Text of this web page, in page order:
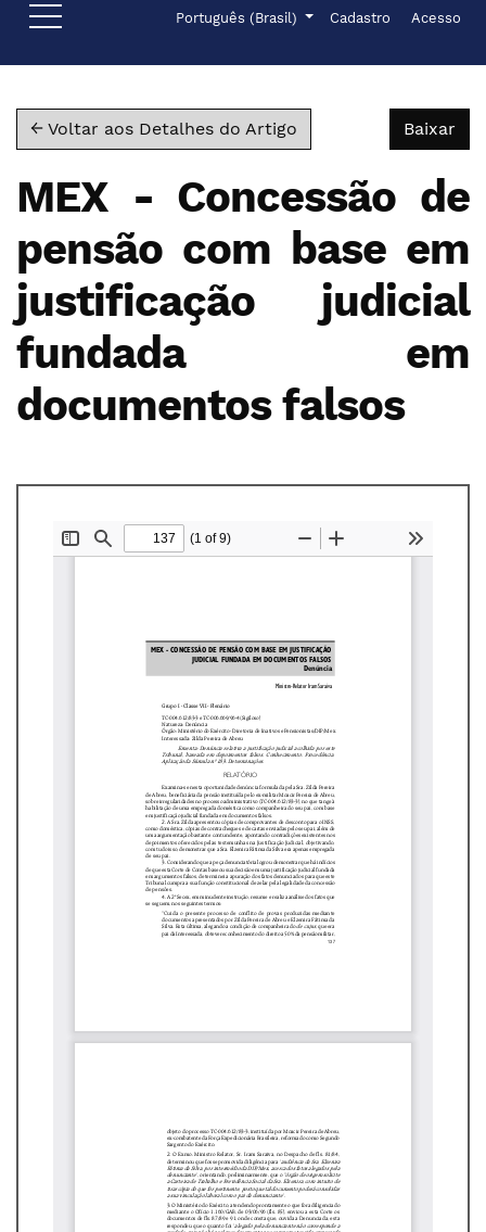
Ir para o menu de navegação principal
Ir para o conteúdo principal
Ir para o rodapé Idioma
Português (Brasil)
Menu de Cadastro Acesso
← Voltar aos Detalhes do Artigo Baixar
MEX - Concessão de
pensão com base em
justificação judicial
fundada em
documentos falsos